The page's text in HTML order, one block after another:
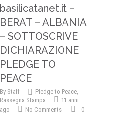
basilicatanet.it –
BERAT – ALBANIA
– SOTTOSCRIVE
DICHIARAZIONE
PLEDGE TO
PEACE
By Staff Pledge to Peace,
Rassegna Stampa
11 anni
ago
No Comments 0